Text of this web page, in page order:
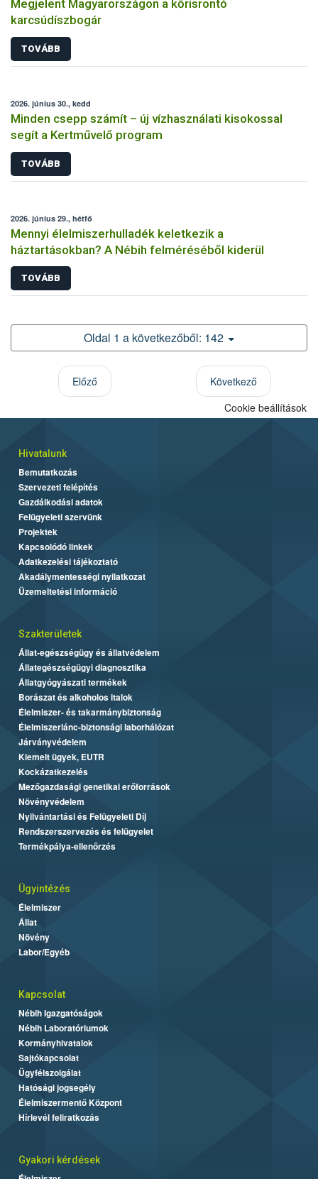
Megjelent Magyarországon a kőrisrontó
karcsúdíszbogár
TOVÁBB
2026. június 30., kedd
Minden csepp számít – új vízhasználati kisokossal
segít a Kertművelő program
TOVÁBB
2026. június 29., hétfő
Mennyi élelmiszerhulladék keletkezik a
háztartásokban? A Nébih felméréséből kiderül
TOVÁBB
Oldal 1 a következőből: 142
Előző
Következő
Cookie beállítások
Hivatalunk
Bemutatkozás
Szervezeti felépítés
Gazdálkodási adatok
Felügyeleti szervünk
Projektek
Kapcsolódó linkek
Adatkezelési tájékoztató
Akadálymentességi nyilatkozat
Üzemeltetési információ
Szakterületek
Állat-egészségügy és állatvédelem
Állategészségügyi diagnosztika
Állatgyógyászati termékek
Borászat és alkoholos italok
Élelmiszer- és takarmánybiztonság
Élelmiszerlánc-biztonsági laborhálózat
Járványvédelem
Kiemelt ügyek, EUTR
Kockázatkezelés
Mezőgazdasági genetikai erőforrások
Növényvédelem
Nyilvántartási és Felügyeleti Díj
Rendszerszervezés és felügyelet
Termékpálya-ellenőrzés
Ügyintézés
Élelmiszer
Állat
Növény
Labor/Egyéb
Kapcsolat
Nébih Igazgatóságok
Nébih Laboratóriumok
Kormányhivatalok
Sajtókapcsolat
Ügyfélszolgálat
Hatósági jogsegély
Élelmiszermentő Központ
Hírlevél feliratkozás
Gyakori kérdések